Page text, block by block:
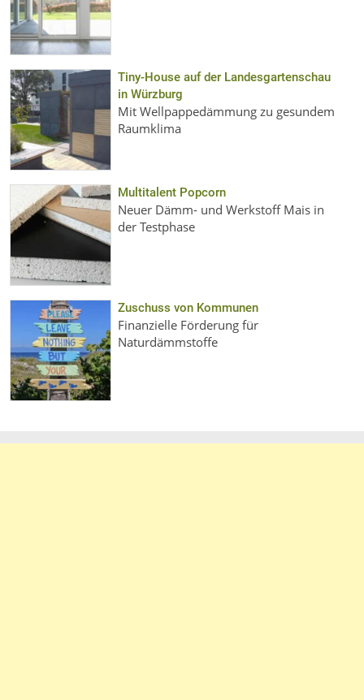
Tiny-House auf der Landesgartenschau
in Würzburg
Mit Wellpappedämmung zu gesundem
Raumklima
Multitalent Popcorn
Neuer Dämm- und Werkstoff Mais in
der Testphase
Zuschuss von Kommunen
Finanzielle Förderung für
Naturdämmstoffe